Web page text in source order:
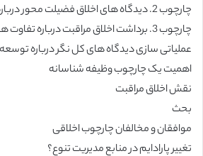
چارچوب 2. دیدگاه های اخلاق فضیلت محور درباره تنوع
چارچوب 3. برداشت اخلاق مراقبت درباره تفاوت ها
عملیاتی سازی دیدگاه های کل نگر درباره
اهمیت یک چارچوب وظیفه شناسانه
نقش اخلاق مراقبت
بحث
موافقان و مخالفان چارچوب اخلاقی
تغییر پارادایم در منابع مدیریت تنوع؟